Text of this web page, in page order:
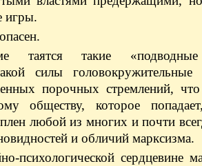
игры.
таятся такие «подводные
силы головокружительные
порочных стремлений,
обществу, которое
любой из многих и почти
и обличий марксизма.
психологической сердцевине